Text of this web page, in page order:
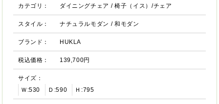
カテゴリ： ダイニングチェア /椅子（イス）/チェア
スタイル： ナチュラルモダン /和モダン
ブランド： HUKLA
税込価格： 139,700円
サイズ：
Ｗ:530
Ｄ:590 Ｈ:795